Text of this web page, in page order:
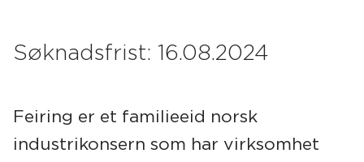
Søknadsfrist: 16.08.2024
Feiring er et familieeid norsk
industrikonsern som har virksomhet